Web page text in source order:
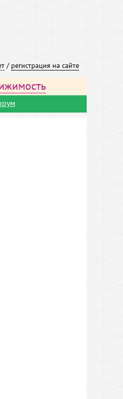
/ регистрация на сайте